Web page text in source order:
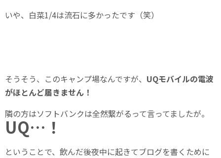
いや、白菜1/4は流石に多かったです（笑）
そうそう、このキャンプ場なんですが、 UQモバイルの電波
がほとんど届きません！
隣の方はソフトバンクは全然繋がるって言ってましたが。
UQ…！
ということで、飲んだ後夜中に起きてブログを書くために